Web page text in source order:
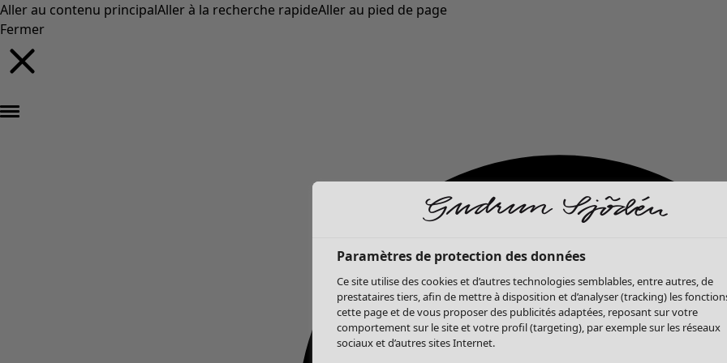
Aller au contenu principalAller à la recherche rapideAller au pied de page
Fermer
Paramètres de protection des données
Ce site utilise des cookies et d’autres technologies semblables, entre autres, de
prestataires tiers, afin de mettre à disposition et d’analyser (tracking) les
cette page et de vous proposer des publicités adaptées, reposant sur votre
comportement sur le site et votre profil (targeting), par exemple sur les réseaux
sociaux et d’autres sites Internet.